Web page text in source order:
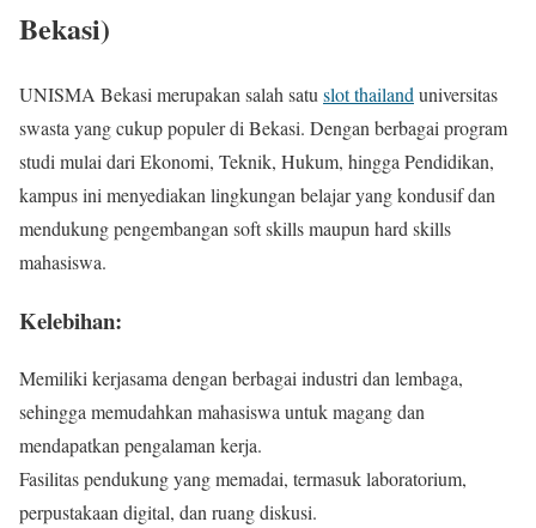
Bekasi)
UNISMA Bekasi merupakan salah satu slot thailand universitas
swasta yang cukup populer di Bekasi. Dengan berbagai program
studi mulai dari Ekonomi, Teknik, Hukum, hingga Pendidikan,
kampus ini menyediakan lingkungan belajar yang kondusif dan
mendukung pengembangan soft skills maupun hard skills
mahasiswa.
Kelebihan:
Memiliki kerjasama dengan berbagai industri dan lembaga,
sehingga memudahkan mahasiswa untuk magang dan
mendapatkan pengalaman kerja.
Fasilitas pendukung yang memadai, termasuk laboratorium,
perpustakaan digital, dan ruang diskusi.